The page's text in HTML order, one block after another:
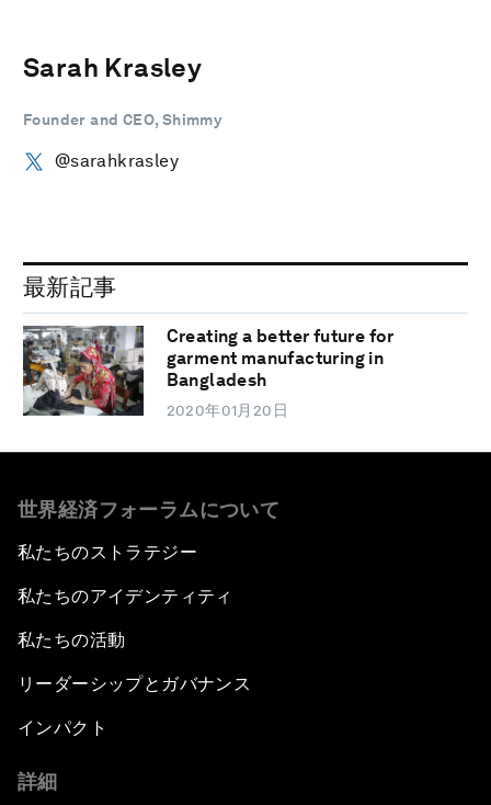
Sarah Krasley
Founder and CEO, Shimmy
@sarahkrasley
最新記事
Creating a better future for
garment manufacturing in
Bangladesh
2020年01月20日
世界経済フォーラムについて
私たちのストラテジー
私たちのアイデンティティ
私たちの活動
リーダーシップとガバナンス
インパクト
詳細